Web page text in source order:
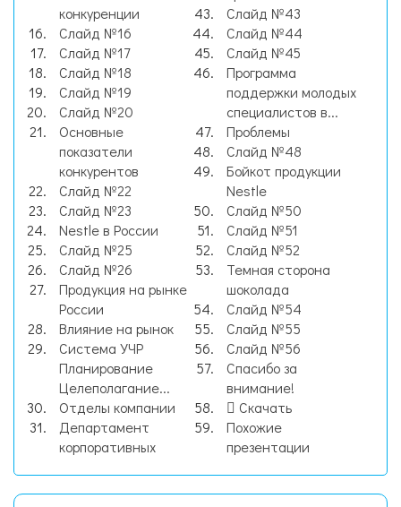
конкуренции
Слайд №16
Слайд №17
Слайд №18
Слайд №19
Слайд №20
Основные
показатели
конкурентов
Слайд №22
Слайд №23
Nestle в России
Слайд №25
Слайд №26
Продукция на рынке
России
Влияние на рынок
Система УЧР
Планирование
Целеполагание...
Отделы компании
Департамент
корпоративных
Слайд №43
Слайд №44
Слайд №45
Программа
поддержки молодых
специалистов в...
Проблемы
Слайд №48
Бойкот продукции
Nestle
Слайд №50
Слайд №51
Слайд №52
Темная сторона
шоколада
Слайд №54
Слайд №55
Слайд №56
Спасибо за
внимание!
Скачать
Похожие
презентации